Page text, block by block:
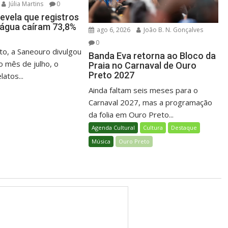
Júlia Martins 0
que registros
caíram 73,8%
a Saneouro divulgou
mês de julho, o
ago 6, 2026
João B. N. Gonçalves
0
Banda Eva retorna ao Bloco da
Praia no Carnaval de Ouro
Preto 2027
Ainda faltam seis meses para o
Carnaval 2027, mas a programação
da folia em Ouro Preto...
Agenda Cultural Cultura
Destaque
Música
Ouro Preto